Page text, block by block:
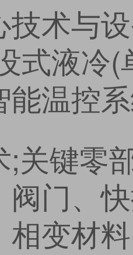
技术与
式液冷
能温控
;关键零
阀门、
相变材